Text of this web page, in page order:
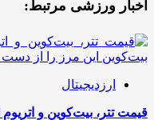
اخبار ورزشی مرتبط:
ارزدیجیتال